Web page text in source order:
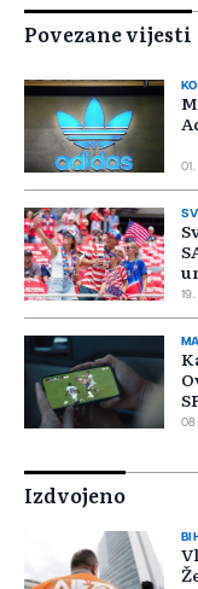
Povezane vijesti
Izdvojeno
BIH